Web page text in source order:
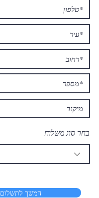
בחר סוג משלוח
המשך לתשלום